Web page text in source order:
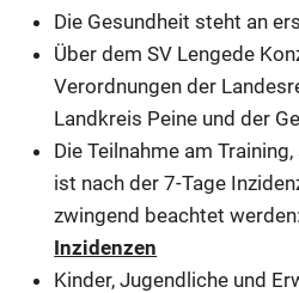
Die Gesundheit steht an
Über dem SV Lengede
Verordnungen der
Landkreis Peine und der
Die Teilnahme am
ist nach der 7-Tage
zwingend beachtet
Inzidenzen
Kinder, Jugendliche und